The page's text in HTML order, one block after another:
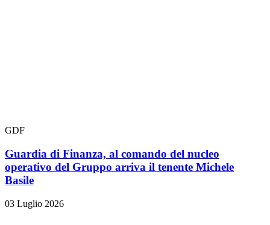
GDF
Guardia di Finanza, al comando del nucleo
operativo del Gruppo arriva il tenente Michele
Basile
03 Luglio 2026